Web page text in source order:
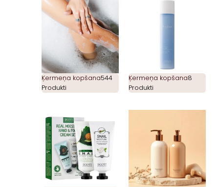
Ķermeņa kopšana544
Produkti
Ķermeņa kopšana8
Produkti